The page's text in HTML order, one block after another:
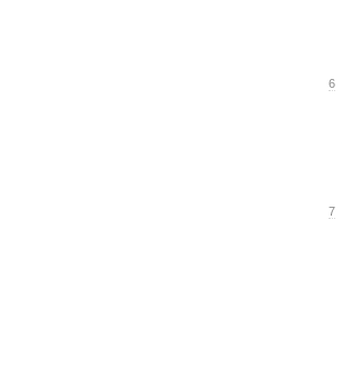
6
7